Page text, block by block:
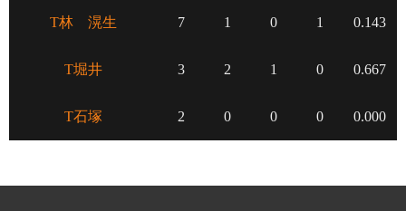
T林 滉生 7 1 0 1 0.143
T堀井 3 2 1 0 0.667
T石塚 2 0 0 0 0.000